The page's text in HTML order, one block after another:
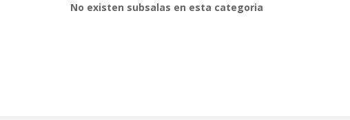
No existen subsalas en esta categoria